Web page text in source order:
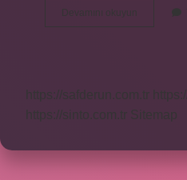
Devamını okuyun
Sütünün
https://safderun.com.tr
https://sinto.com.tr
Sitemap